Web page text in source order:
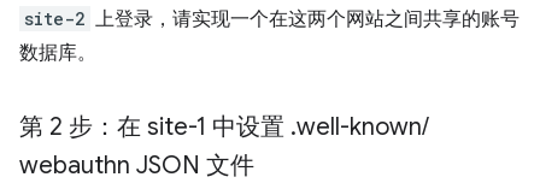
site-2 上登录，请实现一个在这两个网站之间共享的账号
数据库。
第 2 步：在 site-1 中设置 .well-known/
webauthn JSON 文件